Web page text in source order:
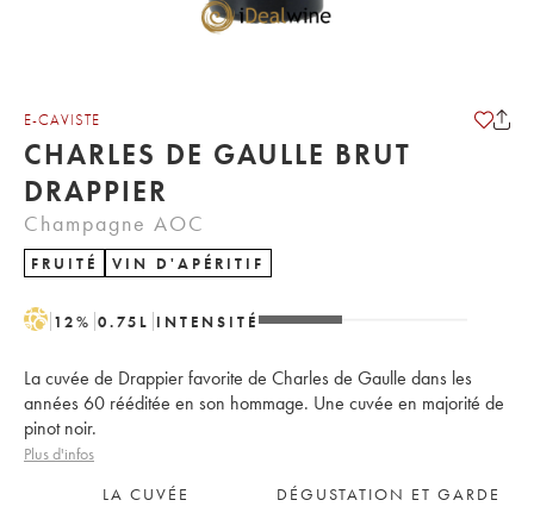
E-CAVISTE
CHARLES DE GAULLE BRUT
DRAPPIER
Champagne AOC
FRUITÉ VIN D'APÉRITIF
H 12% 0.75 L INTENSITÉ
La cuvée de Drappier favorite de Charles de Gaulle dans les
années 60 rééditée en son hommage. Une cuvée en majorité de
pinot noir.
Plus d'infos
LA CUVÉE
DÉGUSTATION ET GARDE